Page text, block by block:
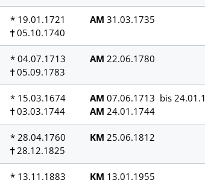
* 19.01.1721
05.10.1740
AM 31.03.1735
* 04.07.1713
05.09.1783
AM 22.06.1780
* 15.03.1674
03.03.1744
AM 07.06.1713 bis
AM 24.01.1744
* 28.04.1760
28.12.1825
KM 25.06.1812
* 13.11.1883
KM 13.01.1955